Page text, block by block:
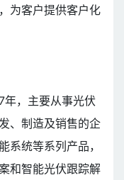
为客户提供客户化
，主要从事光伏
、制造及销售的企
系统等系列产品，
和智能光伏跟踪解